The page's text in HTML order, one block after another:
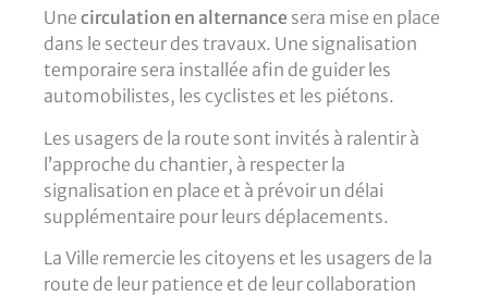
Une circulation en alternance sera mise en place
dans le secteur des travaux. Une signalisation
temporaire sera installée afin de guider les
automobilistes, les cyclistes et les piétons.
Les usagers de la route sont invités à ralentir à
l’approche du chantier, à respecter la
signalisation en place et à prévoir un délai
supplémentaire pour leurs déplacements.
La Ville remercie les citoyens et les usagers de la
route de leur patience et de leur collaboration